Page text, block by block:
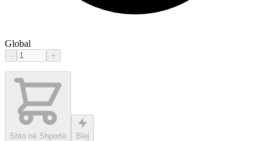
Global
- +
Shto në Shportë Blej